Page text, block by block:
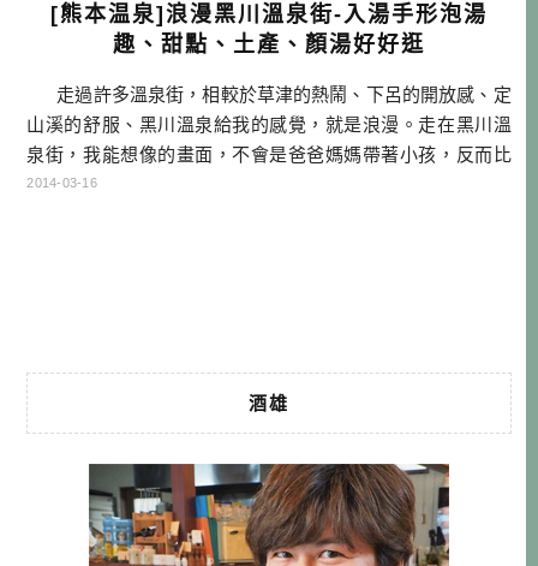
[熊本温泉]浪漫黑川溫泉街-入湯手形泡湯
趣、甜點、土產、顏湯好好逛
走過許多溫泉街，相較於草津的熱鬧、下呂的開放感、定
山溪的舒服、黑川溫泉給我的感覺，就是浪漫。走在黑川溫
泉街，我能想像的畫面，不會是爸爸媽媽帶著小孩，反而比
較像是夫妻情侶、或是女孩子跟閨中密友會去的地方。實際
2014-03-16
酒雄